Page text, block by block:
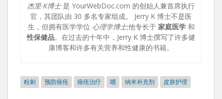
杰里·K博士是 YourWebDoc.com 的创始人兼首席执行
官，其团队由 30 多名专家组成。 Jerry K 博士不是医
生，但拥有医学学位 心理学博士;他专长于 家庭医学和
性保健品。在过去的十年中，Jerry K 博士撰写了许多健
康博客和许多有关营养和性健康的书籍。
粉刺 预防痤疮 痤疮治疗 嗯 纳米补充剂 皮肤护理